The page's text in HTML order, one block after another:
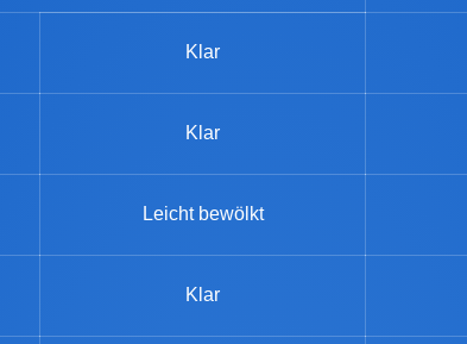
Klar
Klar
Leicht bewölkt
Klar